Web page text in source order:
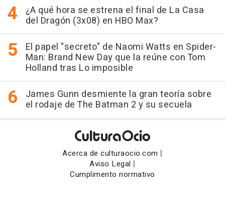
¿A qué hora se estrena el final de La Casa
del Dragón (3x08) en HBO Max?
El papel "secreto" de Naomi Watts en Spider-
Man: Brand New Day que la reúne con Tom
Holland tras Lo imposible
James Gunn desmiente la gran teoría sobre
el rodaje de The Batman 2 y su secuela
Acerca de culturaocio.com |
Aviso Legal |
Cumplimento normativo